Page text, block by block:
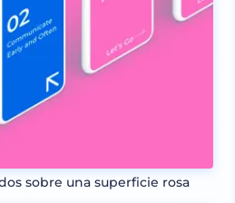
sobre una superficie rosa